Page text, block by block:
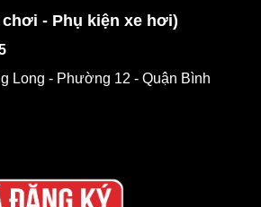
- Phụ kiện xe hơi)
Long - Phường 12 - Quận Bình